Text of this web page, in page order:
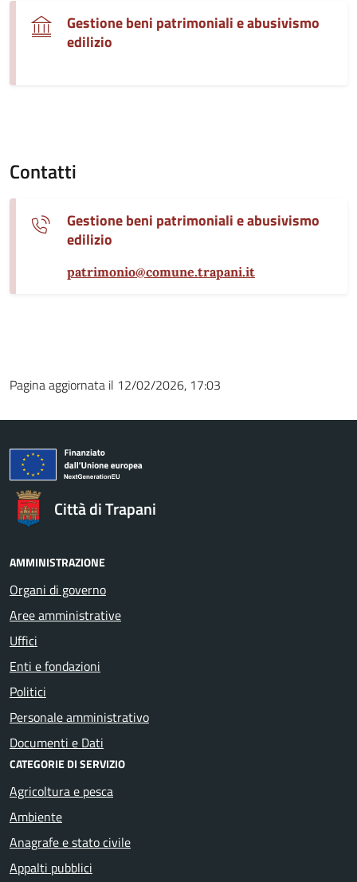
Gestione beni patrimoniali e abusivismo
edilizio
Contatti
Gestione beni patrimoniali e abusivismo
edilizio
patrimonio@comune.trapani.it
Pagina aggiornata il 12/02/2026, 17:03
Città di Trapani
AMMINISTRAZIONE
Organi di governo
Aree amministrative
Uffici
Enti e fondazioni
Politici
Personale amministrativo
Documenti e Dati
CATEGORIE DI SERVIZIO
Agricoltura e pesca
Ambiente
Anagrafe e stato civile
Appalti pubblici